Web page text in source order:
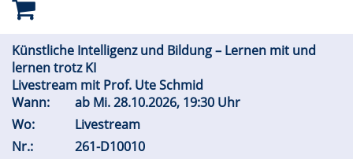
Künstliche Intelligenz und Bildung – Lernen mit und
lernen trotz KI
Livestream mit Prof. Ute Schmid
Wann:
ab Mi.28.10.2026, 19:30 Uhr
Wo:
Livestream
Nr.:
261-D10010